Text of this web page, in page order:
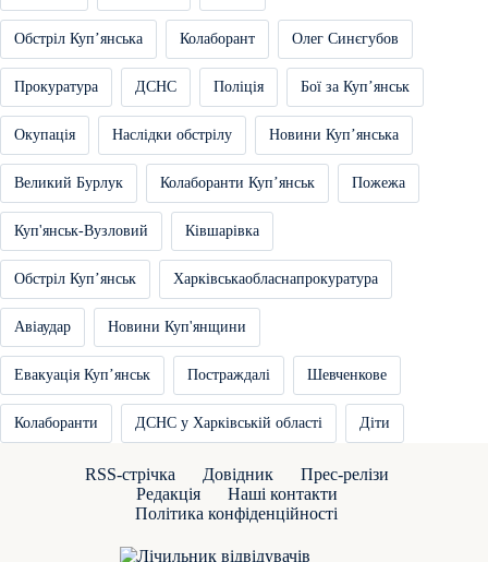
Обстріл Купʼянська Колаборант Олег Синєгубов
Прокуратура ДСНС Поліція Бої за Купʼянськ
Окупація Наслідки обстрілу Новини Купʼянська
Великий Бурлук Колаборанти Купʼянськ Пожежа
Куп'янськ-Вузловий Ківшарівка
Обстріл Купʼянськ Харківськаобласнапрокуратура
Авіаудар Новини Куп'янщини
Евакуація Купʼянськ Постраждалі Шевченкове
Колаборанти ДСНС у Харківській області Діти
RSS-стрічка Довідник
Прес-релізи
Редакція
Наші контакти
Політика конфіденційності